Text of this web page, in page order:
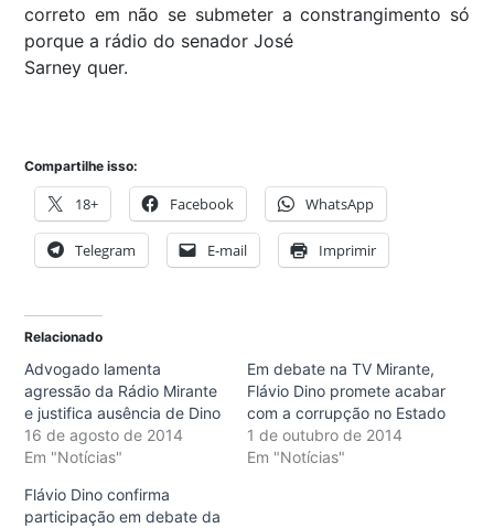
correto em não se submeter a constrangimento só
porque a rádio do senador José
Sarney quer.
Compartilhe isso:
18+ Facebook WhatsApp
Telegram E-mail Imprimir
Relacionado
Advogado lamenta
agressão da Rádio Mirante
e justifica ausência de Dino
16 de agosto de 2014
Em "Notícias"
Em debate na TV Mirante,
Flávio Dino promete acabar
com a corrupção no Estado
1 de outubro de 2014
Em "Notícias"
Flávio Dino confirma
participação em debate da